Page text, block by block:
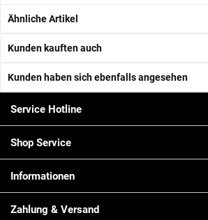
Ähnliche Artikel
Kunden kauften auch
Kunden haben sich ebenfalls angesehen
Service Hotline
Shop Service
Informationen
Zahlung & Versand